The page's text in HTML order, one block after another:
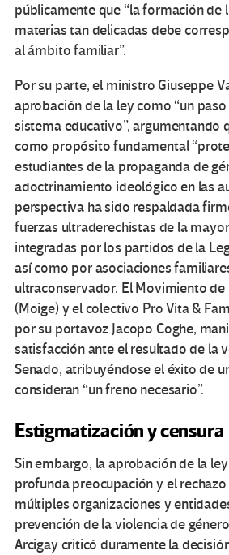
públicamente que “la formación de
materias tan delicadas debe
al ámbito familiar”.
Por su parte, el ministro Giuseppe
aprobación de la ley como “un
sistema educativo”, argumentando
como propósito fundamental
estudiantes de la propaganda de
adoctrinamiento ideológico en las
perspectiva ha sido respaldada
fuerzas ultraderechistas de la
integradas por los partidos de la
así como por asociaciones
ultraconservador. El Movimiento de
(Moige) y el colectivo Pro Vita &
por su portavoz Jacopo Coghe,
satisfacción ante el resultado de la
Senado, atribuyéndose el éxito de
consideran “un freno necesario”.
Estigmatización y censura
Sin embargo, la aprobación de la
profunda preocupación y el
múltiples organizaciones y
prevención de la violencia de
Arcigay criticó duramente la